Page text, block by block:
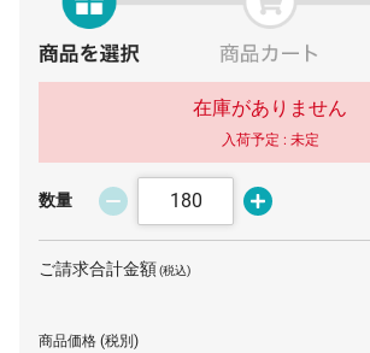
在庫がありません
入荷予定 : 未定
数量
ご請求合計金額(税込)
商品価格 (税別)